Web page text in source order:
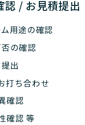
認 / お見積提出
用途の確認
の確認
出
打ち合わせ
確認
確認 等